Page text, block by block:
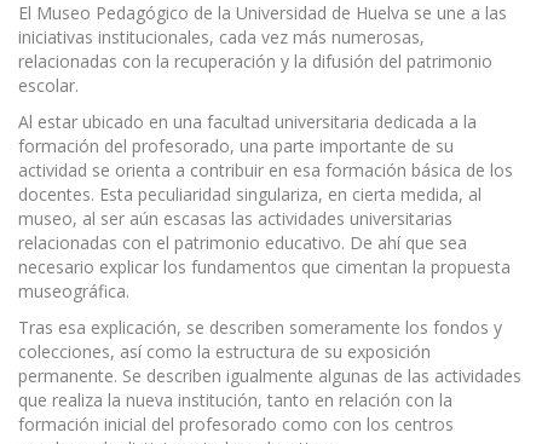
El Museo Pedagógico de la Universidad de Huelva se une a las
iniciativas institucionales, cada vez más numerosas,
relacionadas con la recuperación y la difusión del patrimonio
escolar.
Al estar ubicado en una facultad universitaria dedicada a la
formación del profesorado, una parte importante de su
actividad se orienta a contribuir en esa formación básica de los
docentes. Esta peculiaridad singulariza, en cierta medida, al
museo, al ser aún escasas las actividades universitarias
relacionadas con el patrimonio educativo. De ahí que sea
necesario explicar los fundamentos que cimentan la propuesta
museográfica.
Tras esa explicación, se describen someramente los fondos y
colecciones, así como la estructura de su exposición
permanente. Se describen igualmente algunas de las actividades
que realiza la nueva institución, tanto en relación con la
formación inicial del profesorado como con los centros